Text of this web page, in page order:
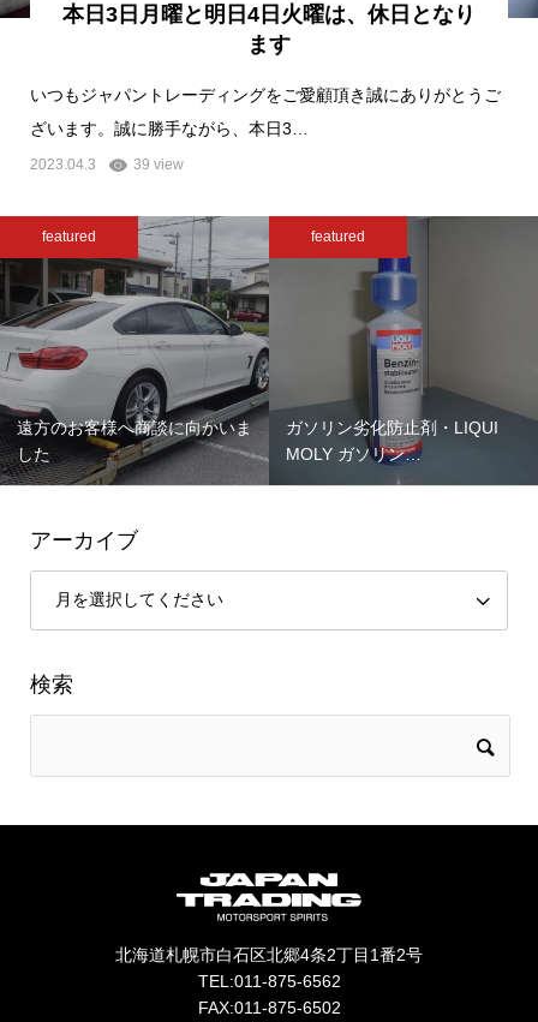
本日3日月曜と明日4日火曜は、休日となり
ます
いつもジャパントレーディングをご愛顧頂き誠にありがとうご
ざいます。誠に勝手ながら、本日3…
2023.04.3 39 view
featured
遠方のお客様へ商談に向かいま
した
featured
ガソリン劣化防止剤・LIQUI
MOLY ガソリン…
アーカイブ
検索
北海道札幌市白石区北郷4条2丁目1番2号
TEL:011-875-6562
FAX:011-875-6502